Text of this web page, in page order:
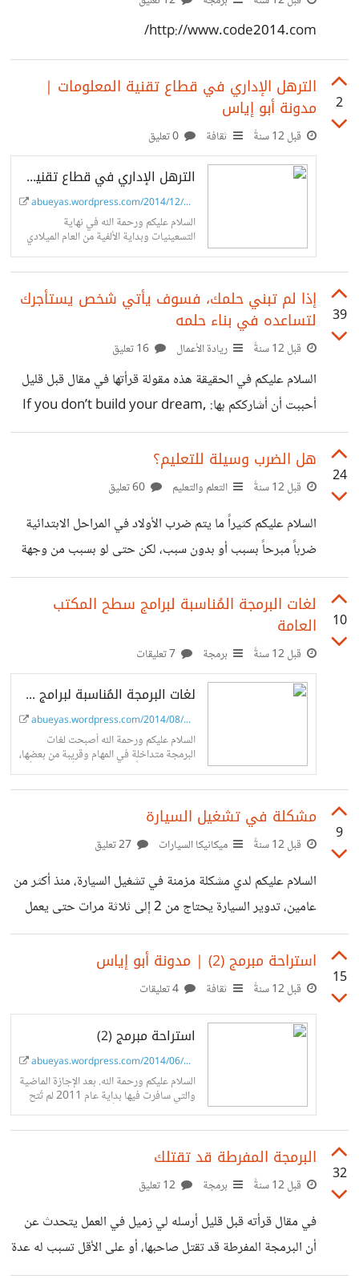
http://www.code2014.com/
2
الترهل اﻹداري في قطاع تقنية المعلومات |
مدونة أبو إياس
قبل 12 سنةً ثقافة
الترهل اﻹداري في قطاع تقنية المعلومات
abueyas.wordpress.com/2014/12/11/it-ma...
السلام عليكم ورحمة الله في نهاية
التسعينيات وبداية اﻷلفية من العام الميلادي
كانت وظائف تقنية المعلومات تتميز
لكل 10 أشخ…
39
إذا لم تبني حلمك، فسوف يأتي شخص يستأجرك
لتساعده في بناء حلمه
قبل 12 سنةً ريادة الأعمال
السلام عليكم في الحقيقة هذه مقولة قرأتها في مقال قبل قليل
أحببت أن أشارككم بها: If you don’t build your dream,
someone will hire you to help build theirs. هذا
تشجيع لمن قام بعمل حر لبناء أساس لنفسه على أن يستمر، مع أن
العمل الحر ليس بالشيء السهل ولا يستطيع أي شخص أن ينجح
فيه، فنصيحتك لشخص أن يترك الوظيفة ويتجه للعمل الحر
يمكن أن تكون بداية لفشل له وتحويله من حياة الاستقرار إلى
عدم الاستقرار، حتى إذا كان شخص
24
هل الضرب وسيلة للتعليم؟
قبل 12 سنةً التعلم والتعليم
السلام عليكم كثيراً ما يتم ضرب اﻷولاد في المراحل الابتدائية
ضرباً مبرحاً بسبب أو بدون سبب، لكن حتى لو بسبب من وجهة
نظر اﻷستاذ أن الطالب لم يُصحح الواجب أو جاوب إجابة خطأ-
في حين أن اﻹجابة الخطأ يمكن أن يكون سببها الأستاذ نفسه في
فشله في توصيل المعلومة- أو أنه تأخر عن الحضور في الوقت
المحدد في الصباح مع العلم أن سبب التأخير يمكن أن يكون أخيه
اﻷصغر لكن يتم ضرب الأكبر وليس اﻷصغر، أحياناً يكون المذنب
هو اﻷب
10
لغات البرمجة المُناسبة لبرامج سطح المكتب
العامة
قبل 12 سنةً برمجة
لغات البرمجة المُناسبة لبرامج سطح المكتب العامة
abueyas.wordpress.com/2014/08/09/gener...
السلام عليكم ورحمة الله أصبحت لغات
البرمجة متداخلة في المهام وقريبة من بعضها،
لذلك يكون داماً هناك في بداية أي مشروع أو
المقا…
9
مشكلة في تشغيل السيارة
قبل 12 سنةً ميكانيكا السيارات
السلام عليكم لدي مشكلة مزمنة في تشغيل السيارة، منذ أكثر من
عامين، تدوير السيارة يحتاج من 2 إلى ثلاثة مرات حتى يعمل
المُحرك. وفي اﻹسبوعين اﻷخيرين اصبح يحتاج حوالي 20 مرة
الماكينة سعة 1.6 لتر، SOHC. لم اجد مصفى البنزين طوال
الست سنوات التي استخدمتها، - هل توجد سيارات بدون مصافي
وقود ؟- واظن أن هُناك مشكلة في ترسبات الوقود. اصبحت لا
استطيع التحرك بها إلا بعد التسخين لحوالي دقيقة على
15
استراحة مبرمج (2) | مدونة أبو إياس
قبل 12 سنةً ثقافة
استراحة مبرمج (2)
abueyas.wordpress.com/2014/06/16/vacat...
السلام عليكم ورحمة الله. بعد اﻹجازة الماضية
والتي سافرت فيها بداية عام 2011 لم تُتح
لي الفرصة للسفر مرة أخرى داخل السودان.
32
البرمجة المفرطة قد تقتلك
قبل 12 سنةً برمجة
في مقال قرأته قبل قليل أرسله لي زميل في العمل يتحدث عن
أن البرمجة المفرطة قد تقتل صاحبها، أو على اﻷقل تسبب له عدة
أعراض مرضية منها اﻷرق واﻹكتآب وحتى أمراض القلب. هذا كله